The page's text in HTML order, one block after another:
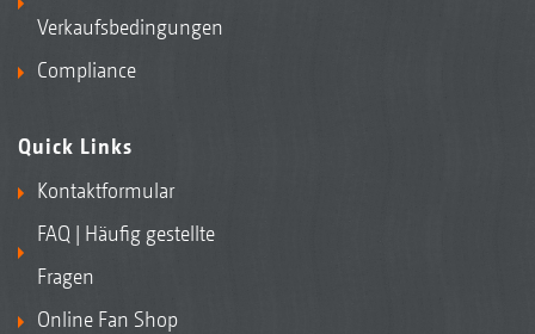
Verkaufsbedingungen
Compliance
Quick Links
Kontaktformular
FAQ | Häufig gestellte
Fragen
Online Fan Shop